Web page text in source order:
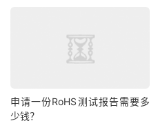
申请一份RoHS测试报告需要多
少钱？